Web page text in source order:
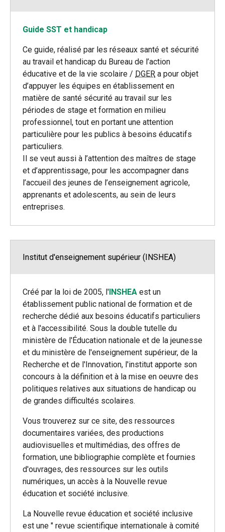
Guide SST et handicap
Ce guide, réalisé par les réseaux santé et sécurité
au travail et handicap du Bureau de l’action
éducative et de la vie scolaire / DGER a pour objet
d’appuyer les équipes en établissement en
matière de santé sécurité au travail sur les
périodes de stage et formation en milieu
professionnel, tout en portant une attention
particulière pour les publics à besoins éducatifs
particuliers.
Il se veut aussi à l’attention des maîtres de stage
et d’apprentissage, pour les accompagner dans
l’accueil des jeunes de l’enseignement agricole,
apprenants et adolescents, au sein de leurs
entreprises.
Institut d'enseignement supérieur (INSHEA)
Créé par la loi de 2005, l'INSHEA est un
établissement public national de formation et de
recherche dédié aux besoins éducatifs particuliers
et à l'accessibilité. Sous la double tutelle du
ministère de l'Éducation nationale et de la jeunesse
et du ministère de l'enseignement supérieur, de la
Recherche et de l'Innovation, l'institut apporte son
concours à la définition et à la mise en oeuvre des
politiques relatives aux situations de handicap ou
de grandes difficultés scolaires.
Vous trouverez sur ce site, des ressources
documentaires variées, des productions
audiovisuelles et multimédias, des offres de
formation, une bibliographie complète et fournies
d'ouvrages, des ressources sur les outils
numériques, un accès à la Nouvelle revue
éducation et société inclusive.
La Nouvelle revue éducation et société inclusive
est une " revue scientifique internationale à comité